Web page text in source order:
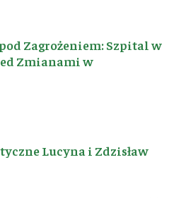
Zagrożeniem: Szpital w
Zmianami w
Lucyna i Zdzisław